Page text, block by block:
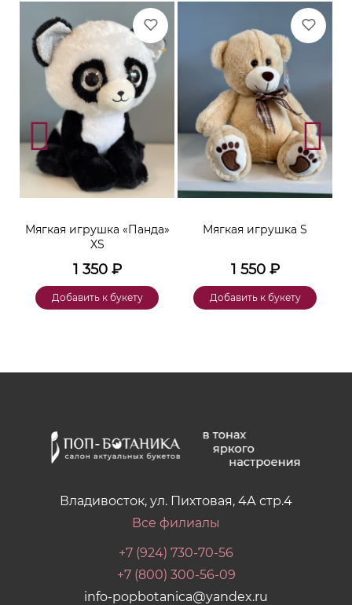
Мягкая игрушка «Панда»
XS
1 350₽
Добавить к букету
Мягкая игрушка S
1 550₽
Добавить к букету
Владивосток, ул. Пихтовая, 4А стр.4
Все филиалы
+7 (924) 730-70-56
+7 (800) 300-56-09
info-popbotanica@yandex.ru